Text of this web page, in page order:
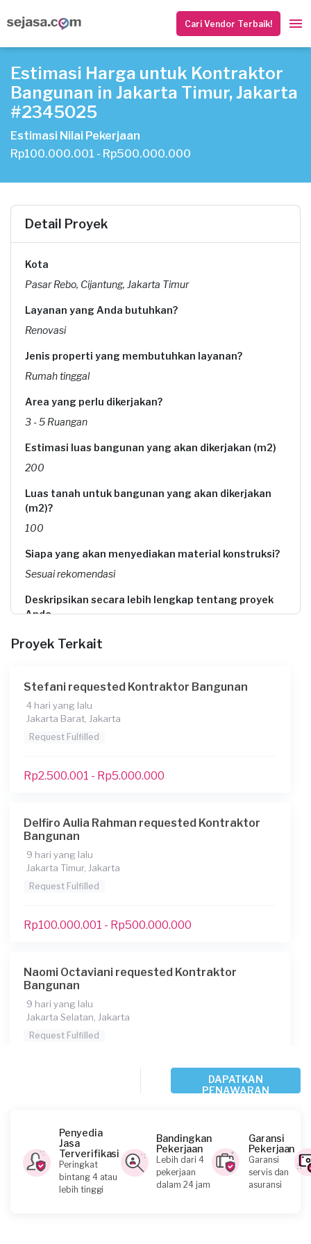
Cari Vendor Terbaik!
Estimasi Harga untuk Kontraktor
Bangunan in Jakarta Timur, Jakarta
#2345025
Estimasi Nilai Pekerjaan
Rp100.000.001 - Rp500.000.000
Detail Proyek
Kota
Pasar Rebo, Cijantung, Jakarta Timur
Layanan yang Anda butuhkan?
Renovasi
Jenis properti yang membutuhkan layanan?
Rumah tinggal
Area yang perlu dikerjakan?
3 - 5 Ruangan
Estimasi luas bangunan yang akan dikerjakan (m2)
200
Luas tanah untuk bangunan yang akan dikerjakan
(m2)?
100
Siapa yang akan menyediakan material konstruksi?
Sesuai rekomendasi
Deskripsikan secara lebih lengkap tentang proyek
Anda
Tidak
Tambahkan lampiran untuk membantu kami
memahami keinginan Anda
Belum tahu
membutuhkan faktur pajak dan PPh23?
Tidak
Kapan Anda membutuhkan layanan?
01-05-2025
200000000
Rp100.000.001 - Rp500.000.000
Catatan
Konsumen ini menggunakan
Proyek Terkait
Stefani requested Kontraktor Bangunan
4 hari yang lalu
Jakarta Barat, Jakarta
Request Fulfilled
Rp2.500.001 - Rp5.000.000
Delfiro Aulia Rahman requested Kontraktor
Bangunan
9 hari yang lalu
Jakarta Timur, Jakarta
Request Fulfilled
Rp100.000.001 - Rp500.000.000
Naomi Octaviani requested Kontraktor
Bangunan
9 hari yang lalu
Jakarta Selatan, Jakarta
Request Fulfilled
13 hari yang lalu
Jakarta Utara, Jakarta
Request Fulfilled
DAPATKAN
PENAWARAN
Penyedia
Jasa
Terverifikasi
Peringkat
bintang 4 atau
lebih tinggi
Bandingkan
Pekerjaan
Lebih dari 4
pekerjaan
dalam 24 jam
Garansi
Pekerjaan
Garansi
servis dan
asuransi